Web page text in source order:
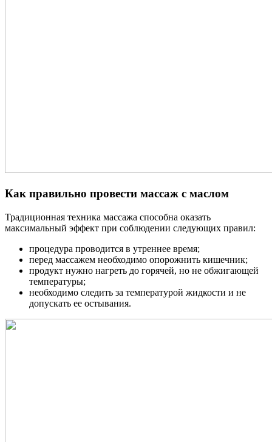
Как правильно провести массаж с маслом
Традиционная техника массажа способна оказать
максимальный эффект при соблюдении следующих правил:
процедура проводится в утреннее время;
перед массажем необходимо опорожнить кишечник;
продукт нужно нагреть до горячей, но не обжигающей
температуры;
необходимо следить за температурой жидкости и не
допускать ее остывания.